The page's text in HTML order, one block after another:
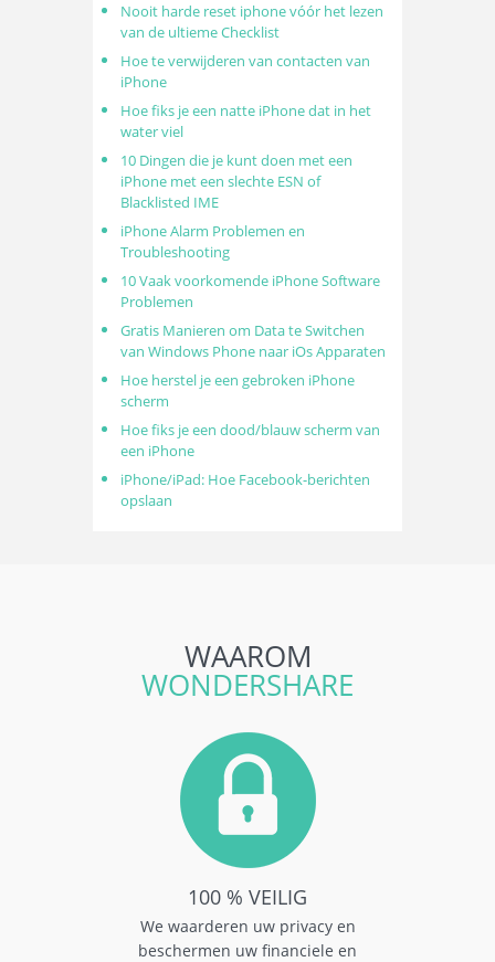
Nooit harde reset iphone vóór het lezen
van de ultieme Checklist
Hoe te verwijderen van contacten van
iPhone
Hoe fiks je een natte iPhone dat in het
water viel
10 Dingen die je kunt doen met een
iPhone met een slechte ESN of
Blacklisted IME
iPhone Alarm Problemen en
Troubleshooting
10 Vaak voorkomende iPhone Software
Problemen
Gratis Manieren om Data te Switchen
van Windows Phone naar iOs Apparaten
Hoe herstel je een gebroken iPhone
scherm
Hoe fiks je een dood/blauw scherm van
een iPhone
iPhone/iPad: Hoe Facebook-berichten
opslaan
WAAROM
WONDERSHARE
100 % VEILIG
We waarderen uw privacy en
beschermen uw financiele en